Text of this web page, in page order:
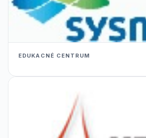
EDUKACNÉ CENTRUM